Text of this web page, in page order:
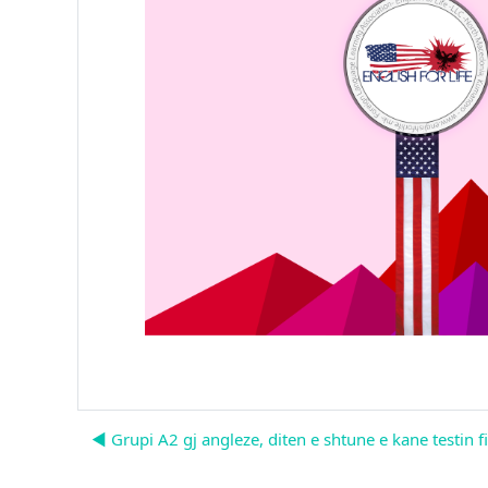
◀︎ Grupi A2 gj angleze, diten e shtune e kane testin